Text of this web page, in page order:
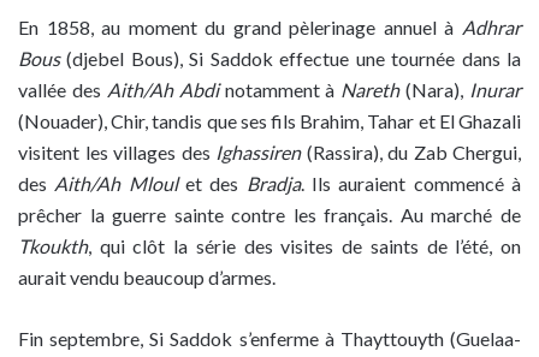
En 1858, au moment du grand pèlerinage annuel à Adhrar
Bous(djebel Bous), Si Saddok effectue une tournée dans la
vallée des Aith/Ah Abdinotamment à Nareth(Nara), Inurar
(Nouader), Chir, tandis que ses fils Brahim, Tahar et El Ghazali
visitent les villages des Ighassiren(Rassira), du Zab Chergui,
des Aith/Ah Mloulet des Bradja. Ils auraient commencé à
prêcher la guerre sainte contre les français. Au marché de
Tkoukth, qui clôt la série des visites de saints de l’été, on
aurait vendu beaucoup d’armes.
Fin septembre, Si Saddok s’enferme à Thayttouyth (Guelaa-